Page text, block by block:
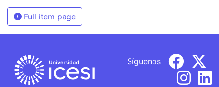
Full item page
Síguenos